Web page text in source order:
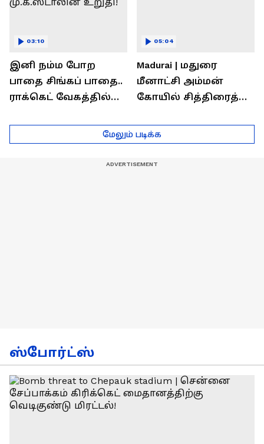
இனி நம்ம போற
பாதை சிங்கப் பாதை..
ராக்கெட் வேகத்தில்
திருச்சியில்
மு.க.ஸ்டாலின் உறுதி!
03:10
Madurai | மதுரை
மீனாட்சி அம்மன்
கோயில் சித்திரைத்
கோலாகலம்!
05:04
மேலும் படிக்க
ஸ்போர்ட்ஸ்